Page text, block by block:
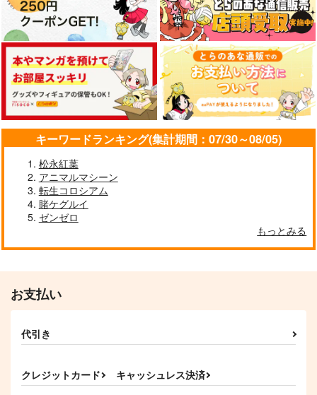
異世界オーク
三色坊
1,430円 （税込）
オークヒーロー
サンプル
作品詳細
でびるんびより3
しーずはうす
396円（税込）
でびでび・でびる
サンプル
作品詳細
咎人log.3
三季
865円（税込）
伏見ガク
サンプル
作品詳細
異世界転生ダンジョン
マスター温泉ダンジョ
ンを作る 3
KADOKAWA
異世界転移、地雷付
（税込）
キーワードランキング(集計期間：07/30～08/05)
松永紅葉
アニマルマシーン
転生コロシアム
賭ケグルイ
ゼンゼロ
もっとみる
お支払い
代引き
クレジットカード キャッシュレス決済